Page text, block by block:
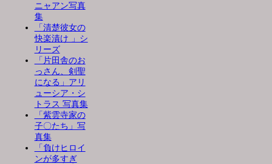
ニャアン写真
集
「清楚彼女の
快楽漬け 」シ
リーズ
「片田舎のお
っさん、剣聖
になる」アリ
ューシア・シ
トラス 写真集
「紫雲寺家の
子〇たち」写
真集
「負けヒロイ
ンが多すぎ